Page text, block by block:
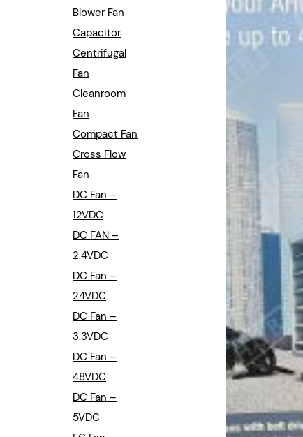
Blower Fan
Capacitor
Centrifugal
Fan
Cleanroom
Fan
Compact Fan
Cross Flow
Fan
DC Fan –
12VDC
DC FAN –
2.4VDC
DC Fan –
24VDC
DC Fan –
3.3VDC
DC Fan –
48VDC
DC Fan –
5VDC